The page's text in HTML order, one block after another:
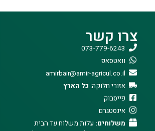
צרו קשר
073-779-6243
וואטסאפ
amirbair@amir-agricul.co.il
אזורי חלוקה: כל הארץ
פייסבוק
אינסטגרם
משלוחים: עלות משלוח עד הבית